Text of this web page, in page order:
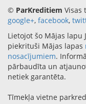
© ParKreditiem Visas
google+, facebook,
Lietojot šo Mājas lapu
piekrituši Mājas lapas
nosacījumiem.
pārbaudīta un
netiek garantēta.
Tīmekļa vietne